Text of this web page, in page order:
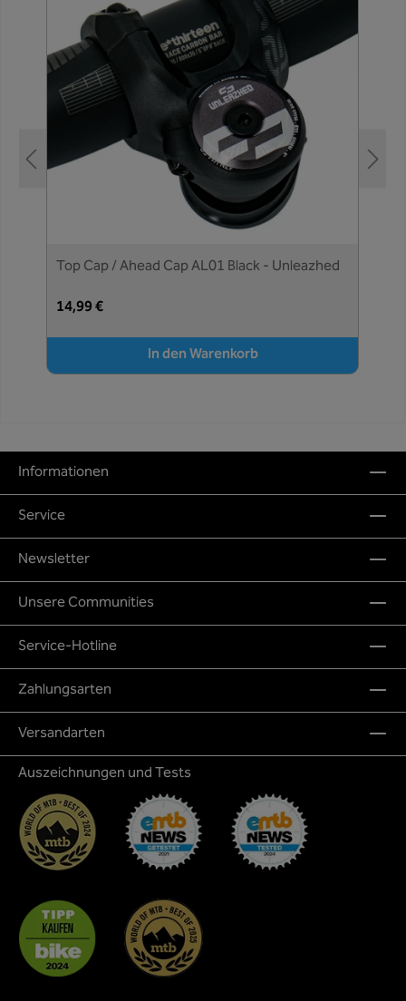
Top Cap / Ahead Cap AL01 Black - Unleazhed
14,99 €
In den Warenkorb
Informationen
Service
Newsletter
Unsere Communities
Service-Hotline
Zahlungsarten
Versandarten
Auszeichnungen und Tests